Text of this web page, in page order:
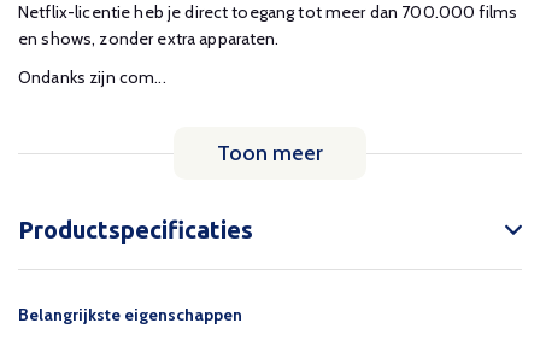
Netflix-licentie heb je direct toegang tot meer dan 700.000 films
en shows, zonder extra apparaten.
Ondanks zijn com...
Toon meer
Productspecificaties
Belangrijkste eigenschappen